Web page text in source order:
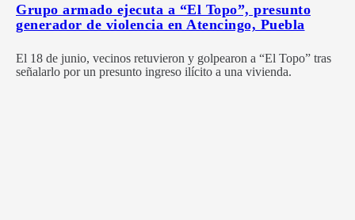
Grupo armado ejecuta a “El Topo”, presunto
generador de violencia en Atencingo, Puebla
El 18 de junio, vecinos retuvieron y golpearon a “El Topo” tras
señalarlo por un presunto ingreso ilícito a una vivienda.